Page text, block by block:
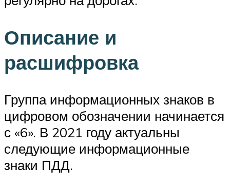
Описание и
расшифровка
Группа информационных знаков в
цифровом обозначении начинается
с «6». В 2021 году актуальны
следующие информационные
знаки ПДД.